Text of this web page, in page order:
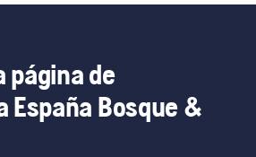
página de
España Bosque &